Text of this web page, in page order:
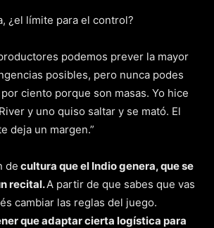
¿el límite para el control?
podemos prever la mayor
posibles, pero nunca podes
ciento porque son masas. Yo hice
y uno quiso saltar y se mató. El
deja un margen.”
de cultura que el Indio genera, que se
recital.A partir de que sabes que vas
cambiar las reglas del juego.
que adaptar cierta logística para